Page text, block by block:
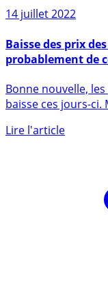
14 juillet 2022
Baisse des prix
probablement de
au dollar à
baisse ces jours-ci.